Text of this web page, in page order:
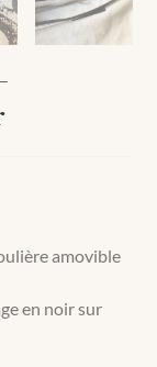
amovible
en noir sur